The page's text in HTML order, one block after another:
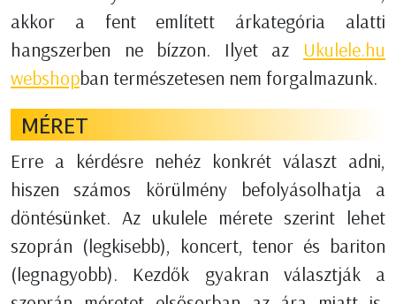
akkor a fent említett árkategória alatti
hangszerben ne bízzon. Ilyet az Ukulele.hu
webshopban természetesen nem forgalmazunk.
MÉRET
Erre a kérdésre nehéz konkrét választ adni,
hiszen számos körülmény befolyásolhatja a
döntésünket. Az ukulele mérete szerint lehet
szoprán (legkisebb), koncert, tenor és bariton
(legnagyobb). Kezdők gyakran választják a